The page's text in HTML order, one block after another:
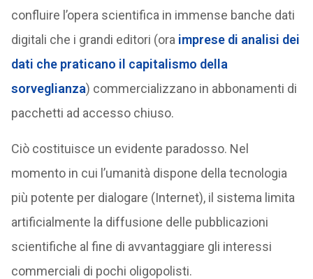
confluire l’opera scientifica in immense banche dati
digitali che i grandi editori (ora imprese di analisi dei
dati che praticano il capitalismo della
sorveglianza) commercializzano in abbonamenti di
pacchetti ad accesso chiuso.
Ciò costituisce un evidente paradosso. Nel
momento in cui l’umanità dispone della tecnologia
più potente per dialogare (Internet), il sistema limita
artificialmente la diffusione delle pubblicazioni
scientifiche al fine di avvantaggiare gli interessi
commerciali di pochi oligopolisti.